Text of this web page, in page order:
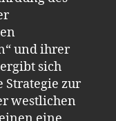
und ihrer
sich
Strategie zur
westlichen